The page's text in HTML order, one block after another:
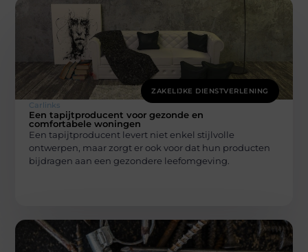
ZAKELIJKE DIENSTVERLENING
Carlinks
Een tapijtproducent voor gezonde en
comfortabele woningen
Een tapijtproducent levert niet enkel stijlvolle
ontwerpen, maar zorgt er ook voor dat hun producten
bijdragen aan een gezondere leefomgeving.